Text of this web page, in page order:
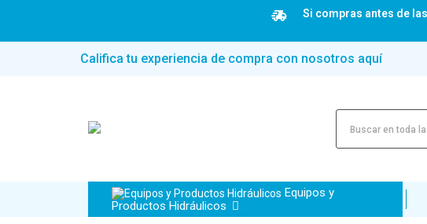
Si compras antes de
Califica tu experiencia de compra con nosotros aquí
Equipos y
Productos Hidráulicos